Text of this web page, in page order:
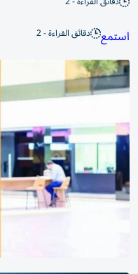
استمع دقائق القراءة - 2